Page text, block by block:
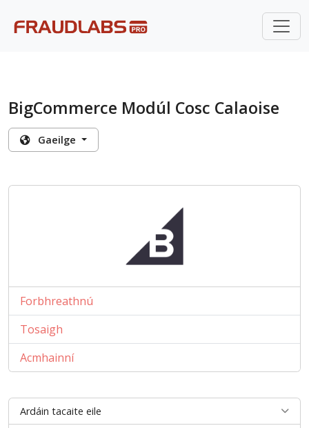
BigCommerce Modúl Cosc Calaoise
Gaeilge
Forbhreathnú
Tosaigh
Acmhainní
Ardáin tacaite eile